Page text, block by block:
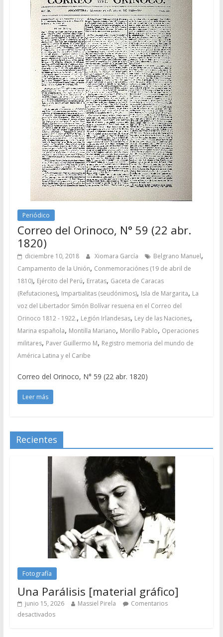
Periódico
Correo del Orinoco, N° 59 (22 abr.
1820)
diciembre 10, 2018 Xiomara García Belgrano Manuel,
Campamento de la Unión, Conmemoraciónes (19 de abril de
1810), Ejército del Perú, Erratas, Gaceta de Caracas
(Refutaciones), Impartialitas (seudónimos), Isla de Margarita, La
voz del Libertador Simón Bolívar resuena en el Correo del
Orinoco 1812 - 1922., Legión Irlandesas, Ley de las Naciones,
Marina española, Montilla Mariano, Morillo Pablo, Operaciones
militares, Paver Guillermo M, Registro memoria del mundo de
América Latina y el Caribe
Correo del Orinoco, N° 59 (22 abr. 1820)
Leer más
Recientes
Fotografía
Una Parálisis [material gráfico]
junio 15, 2026 Massiel Pirela
Comentarios
desactivados